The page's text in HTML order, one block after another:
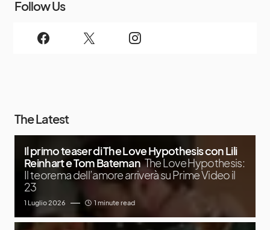
Follow Us
The Latest
Il primo teaser di The Love Hypothesis con Lili
Reinhart e Tom Bateman The Love Hypothesis:
Il teorema dell’amore arriverà su Prime Video il
23
1 Luglio 2026 1 minute read